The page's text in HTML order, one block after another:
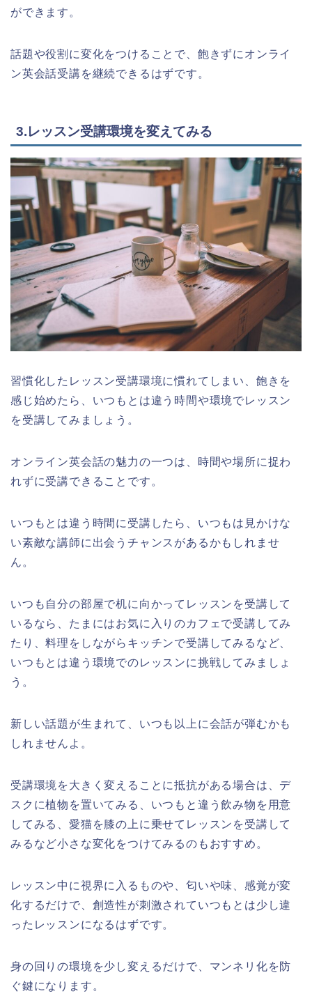
ができます。
話題や役割に変化をつけることで、飽きずにオンライ
ン英会話受講を継続できるはずです。
3.レッスン受講環境を変えてみる
習慣化したレッスン受講環境に慣れてしまい、飽きを
感じ始めたら、いつもとは違う時間や環境でレッスン
を受講してみましょう。
オンライン英会話の魅力の一つは、時間や場所に捉わ
れずに受講できることです。
いつもとは違う時間に受講したら、いつもは見かけな
い素敵な講師に出会うチャンスがあるかもしれませ
ん。
いつも自分の部屋で机に向かってレッスンを受講して
いるなら、たまにはお気に入りのカフェで受講してみ
たり、料理をしながらキッチンで受講してみるなど、
いつもとは違う環境でのレッスンに挑戦してみましょ
う。
新しい話題が生まれて、いつも以上に会話が弾むかも
しれませんよ。
受講環境を大きく変えることに抵抗がある場合は、デ
スクに植物を置いてみる、いつもと違う飲み物を用意
してみる、愛猫を膝の上に乗せてレッスンを受講して
みるなど小さな変化をつけてみるのもおすすめ。
レッスン中に視界に入るものや、匂いや味、感覚が変
化するだけで、創造性が刺激されていつもとは少し違
ったレッスンになるはずです。
身の回りの環境を少し変えるだけで、マンネリ化を防
ぐ鍵になります。